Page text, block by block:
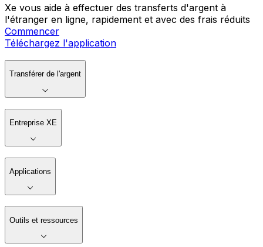
Xe vous aide à effectuer des transferts d'argent à
l'étranger en ligne, rapidement et avec des frais réduits
Commencer
Téléchargez l'application
Transférer de l'argent
Entreprise XE
Applications
Outils et ressources